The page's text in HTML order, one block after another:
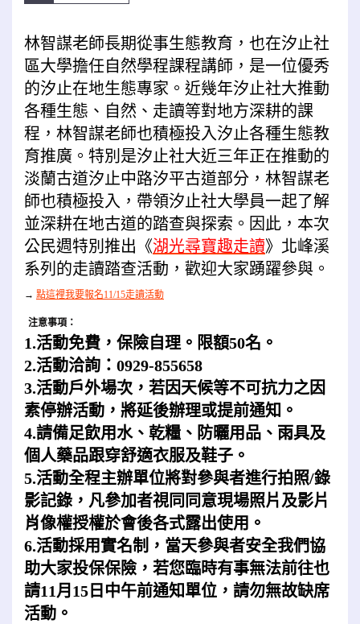
林智謀老師長期從事生態教育，也在汐止社
區大學擔任自然學程課程講師，是一位優秀
的汐止在地生態專家。近幾年汐止社大推動
各種生態、自然、走讀等對地方深耕的課
程，林智謀老師也積極投入汐止各種生態教
育推廣。特別是汐止社大近三年正在推動的
淡蘭古道汐止中路汐平古道部分，林智謀老
師也積極投入，帶領汐止社大學員一起了解
並深耕在地古道的踏查與探索。因此，本次
公民週特別推出《湖光尋寶趣走讀》北峰溪
系列的走讀踏查活動，歡迎大家踴躍參與。
→ 點這裡我要報名11/15走讀活動
注意事項：
1.活動免費，保險自理。限額50名。
2.活動洽詢：0929-855658
3.活動戶外場次，若因天候等不可抗力之因
素停辦活動，將延後辦理或提前通知。
4.請備足飲用水、乾糧、防曬用品、雨具及
個人藥品跟穿舒適衣服及鞋子。
5.活動全程主辦單位將對參與者進行拍照/錄
影記錄，凡參加者視同同意現場照片及影片
肖像權授權於會後各式露出使用。
6.活動採用實名制，當天參與者安全我們協
助大家投保保險，若您臨時有事無法前往也
請11月15日中午前通知單位，請勿無故缺席
活動。